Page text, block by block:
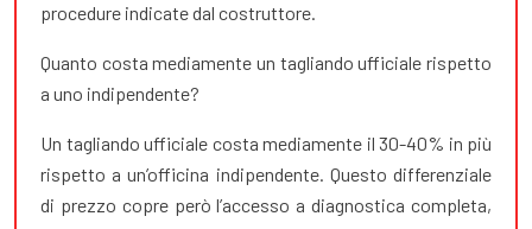
procedure indicate dal costruttore.
Quanto costa mediamente un tagliando ufficiale rispetto
a uno indipendente?
Un tagliando ufficiale costa mediamente il 30-40% in più
rispetto a un’officina indipendente. Questo differenziale
di prezzo copre però l’accesso a diagnostica completa,